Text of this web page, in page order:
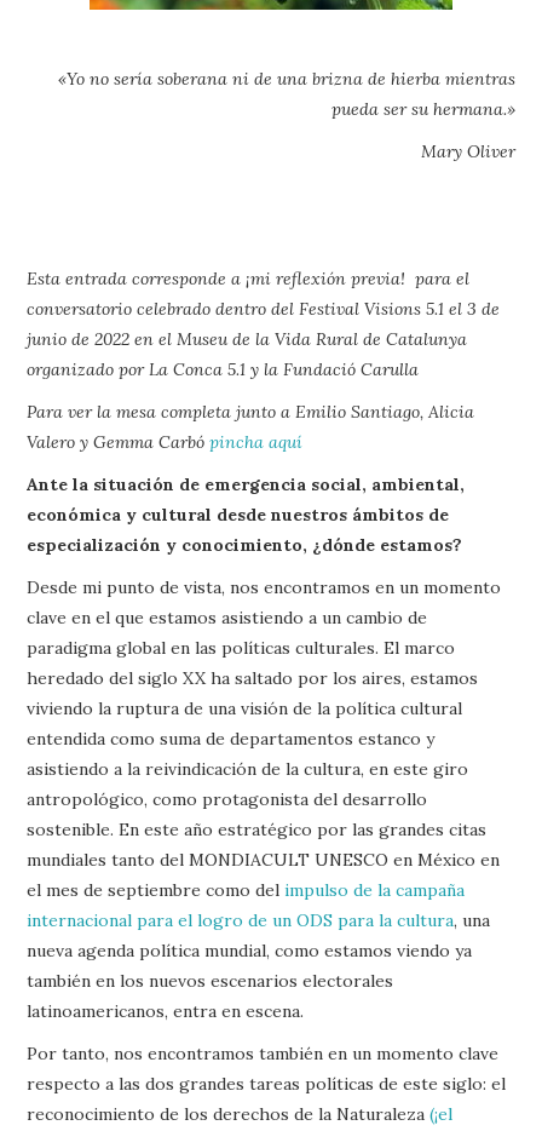
«Yo no sería soberana ni de una brizna de hierba mientras
pueda ser su hermana.»
Mary Oliver
Esta entrada corresponde a ¡mi reflexión previa! para el
conversatorio celebrado dentro del Festival Visions 5.1 el 3 de
junio de 2022 en el Museu de la Vida Rural de Catalunya
organizado por La Conca 5.1 y la Fundació Carulla
Para ver la mesa completa junto a Emilio Santiago, Alicia
Valero y Gemma Carbópincha aquí
Ante la situación de emergencia social, ambiental,
económica y cultural desde nuestros ámbitos de
especialización y conocimiento, ¿dónde estamos?
Desde mi punto de vista, nos encontramos en un momento
clave en el que estamos asistiendo a un cambio de
paradigma global en las políticas culturales. El marco
heredado del siglo XX ha saltado por los aires, estamos
viviendo la ruptura de una visión de la política cultural
entendida como suma de departamentos estanco y
asistiendo a la reivindicación de la cultura, en este giro
antropológico, como protagonista del desarrollo
sostenible. En este año estratégico por las grandes citas
mundiales tanto del MONDIACULT UNESCO en México en
el mes de septiembre como delimpulso de la campaña
internacional para el logro de un ODS para la cultura, una
nueva agenda política mundial, como estamos viendo ya
también en los nuevos escenarios electorales
latinoamericanos, entra en escena.
Por tanto, nos encontramos también en un momento clave
respecto a las dos grandes tareas políticas de este siglo: el
reconocimiento de los derechos de la Naturaleza(¡el